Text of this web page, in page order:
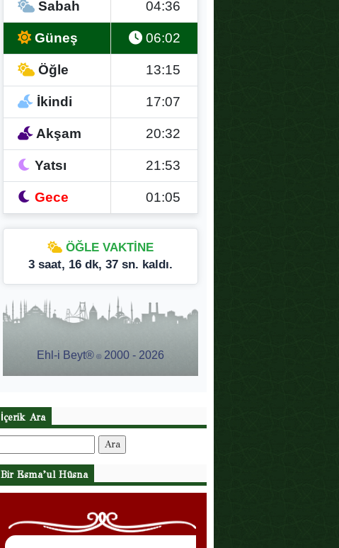
İçerik Ara
Bir Esma’ul Hüsna